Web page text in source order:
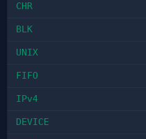
CHR
BLK
UNIX
FIFO
IPv4
DEVICE